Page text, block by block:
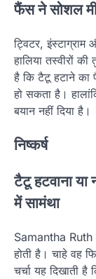
फैंस ने सोशल
ट्विटर,
हालिया तस्वीरों
है कि टैटू हटाने का
हो सकता है।
बयान नहीं दिया है।
निष्कर्ष
टैटू हटवाना
में सामंथा
Samantha
होती है। चाहे वह
चर्चा यह दिखाती